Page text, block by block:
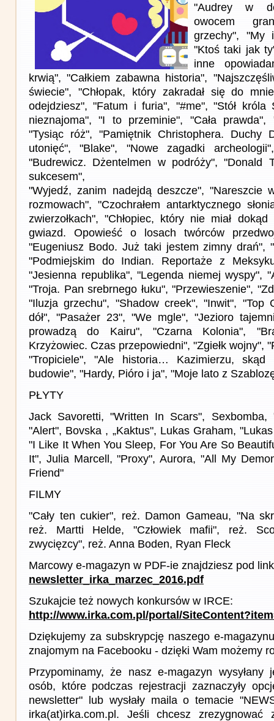
"Audrey w
owocem
grzechy", "My
"Ktoś taki jak
inne
krwią", "Całkiem zabawna historia",
świecie", "Chłopak, który zakradał się do
odejdziesz", "Fatum i furia", "#me", "Stół króla
nieznajoma", "I to przeminie", "Cała
"Tysiąc róż", "Pamiętnik Christophera. Duchy
utonięć", "Blake", "Nowe zagadki
"Budrewicz. Dżentelmen w podróży", "Donald
sukcesem",
"Wyjedź, zanim nadejdą deszcze", "Nareszcie
rozmowach", "Czochrałem antarktycznego
zwierzołkach", "Chłopiec, który nie miał
gwiazd. Opowieść o losach twórców
"Eugeniusz Bodo. Już taki jestem zimny drań",
"Podmiejskim do Indian. Reportaże z
"Jesienna republika", "Legenda niemej wyspy",
"Troja. Pan srebrnego łuku", "Przewieszenie",
"Iluzja grzechu", "Shadow creek", "Inwit", "Top
dół", "Pasażer 23", "We mgle", "Jezioro
prowadzą do Kairu", "Czarna Kolonia",
Krzyżowiec. Czas przepowiedni", "Zgiełk wojny",
"Tropiciele", "Ale historia… Kazimierzu,
budowie", "Hardy, Pióro i ja", "Moje lato z
PŁYTY
Jack Savoretti, "Written In Scars", Sexbomba,
"Alert", Bovska , „Kaktus", Lukas Graham,
"I Like It When You Sleep, For You Are So
It", Julia Marcell, "Proxy", Aurora, "All My
Friend"
FILMY
"Cały ten cukier", reż. Damon Gameau, "Na
reż. Martti Helde, "Człowiek mafii", reż.
zwycięzcy", reż. Anna Boden, Ryan Fleck
Marcowy e-magazyn w PDF-ie znajdziesz pod
newsletter_irka_marzec_2016.pdf
Szukajcie też nowych konkursów w IRCE:
http://www.irka.com.pl/portal/
Dziękujemy za subskrypcję naszego e-
znajomym na Facebooku - dzięki Wam możemy
Przypominamy, że nasz e-magazyn
osób, które podczas rejestracji zaznaczyły
newsletter" lub wysłały maila o temacie
irka(at)irka.com.pl. Jeśli chcesz zrezygnować